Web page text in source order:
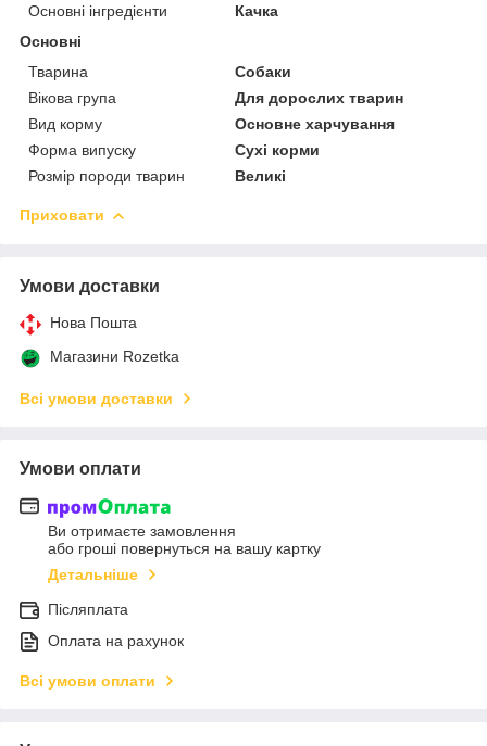
Основні інгредієнти
Качка
Основні
Тварина
Собаки
Вікова група
Для дорослих тварин
Вид корму
Основне харчування
Форма випуску
Сухі корми
Розмір породи тварин
Великі
Приховати
Умови доставки
Нова Пошта
Магазини Rozetka
Всі умови доставки
Умови оплати
Ви отримаєте замовлення
або гроші повернуться на вашу картку
Детальніше
Післяплата
Оплата на рахунок
Всі умови оплати